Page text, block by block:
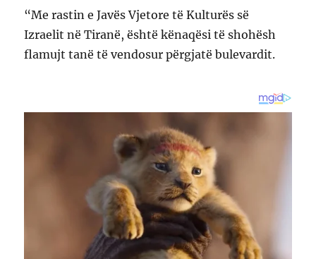
“Me rastin e Javës Vjetore të Kulturës së
Izraelit në Tiranë, është kënaqësi të shohësh
flamujt tanë të vendosur përgjatë bulevardit.